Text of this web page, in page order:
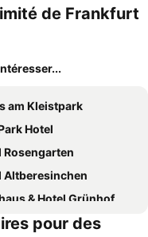
de Frankfurt
am Kleistpark
Hotel
Rosengarten
Altberesinchen
& Hotel Grünhof
Oderblick
pour des